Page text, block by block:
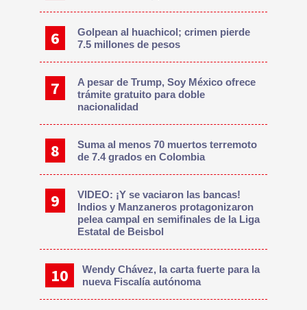
Golpean al huachicol; crimen pierde
7.5 millones de pesos
A pesar de Trump, Soy México ofrece
trámite gratuito para doble
nacionalidad
Suma al menos 70 muertos terremoto
de 7.4 grados en Colombia
VIDEO: ¡Y se vaciaron las bancas!
Indios y Manzaneros protagonizaron
pelea campal en semifinales de la Liga
Estatal de Beisbol
Wendy Chávez, la carta fuerte para la
nueva Fiscalía autónoma